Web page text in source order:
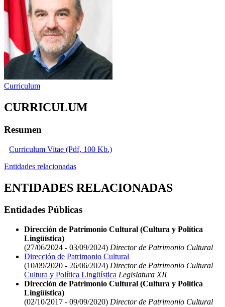
Curriculum
CURRICULUM
Resumen
Curriculum Vitae (Pdf, 100 Kb.)
Entidades relacionadas
ENTIDADES RELACIONADAS
Entidades Públicas
Dirección de Patrimonio Cultural (Cultura y Política
Lingüística)
(27/06/2024 - 03/09/2024) Director de Patrimonio Cultural
Dirección de Patrimonio Cultural
(10/09/2020 - 26/06/2024) Director de Patrimonio Cultural
Cultura y Política Lingüística Legislatura XII
Dirección de Patrimonio Cultural (Cultura y Política
Lingüística)
(02/10/2017 - 09/09/2020) Director de Patrimonio Cultural